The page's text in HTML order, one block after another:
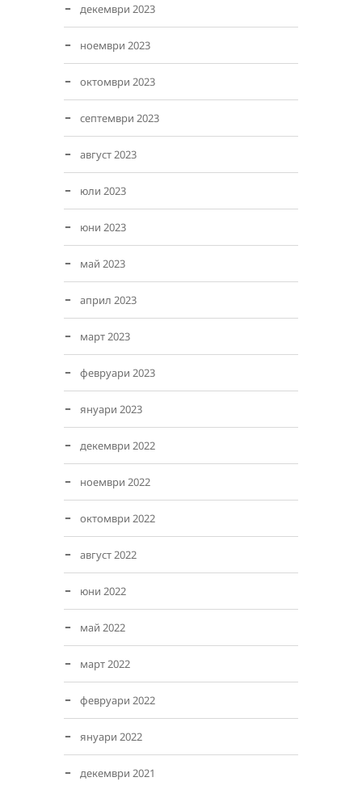
декември 2023
ноември 2023
октомври 2023
септември 2023
август 2023
юли 2023
юни 2023
май 2023
април 2023
март 2023
февруари 2023
януари 2023
декември 2022
ноември 2022
октомври 2022
август 2022
юни 2022
май 2022
март 2022
февруари 2022
януари 2022
декември 2021